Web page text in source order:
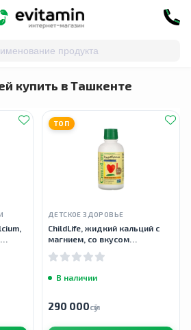
Детское здоровье
купить в Ташкенте
ТОП
ДЕТСКОЕ ЗДОРОВЬЕ
ChildLife, жидкий кальций с
магнием, со вкусом
натурального апельсина, 473
мл
В наличии
290 000сӯм